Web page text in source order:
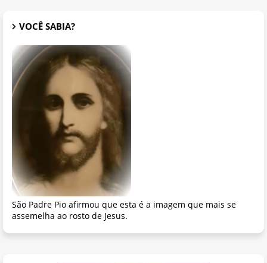
VOCÊ SABIA?
São Padre Pio afirmou que esta é a imagem que mais se
assemelha ao rosto de Jesus.